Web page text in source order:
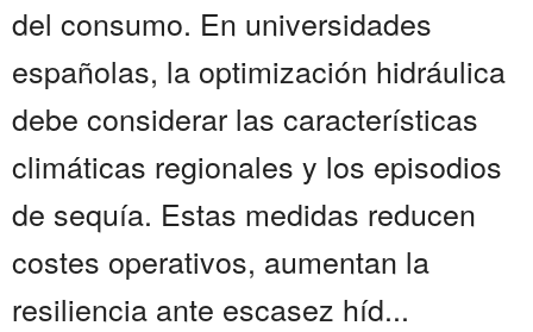
del consumo. En universidades
españolas, la optimización hidráulica
debe considerar las características
climáticas regionales y los episodios
de sequía. Estas medidas reducen
costes operativos, aumentan la
resiliencia ante escasez híd...